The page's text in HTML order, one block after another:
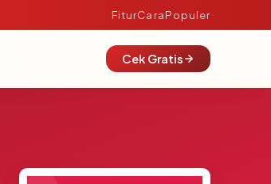
FiturCaraPopuler
Cek Gratis